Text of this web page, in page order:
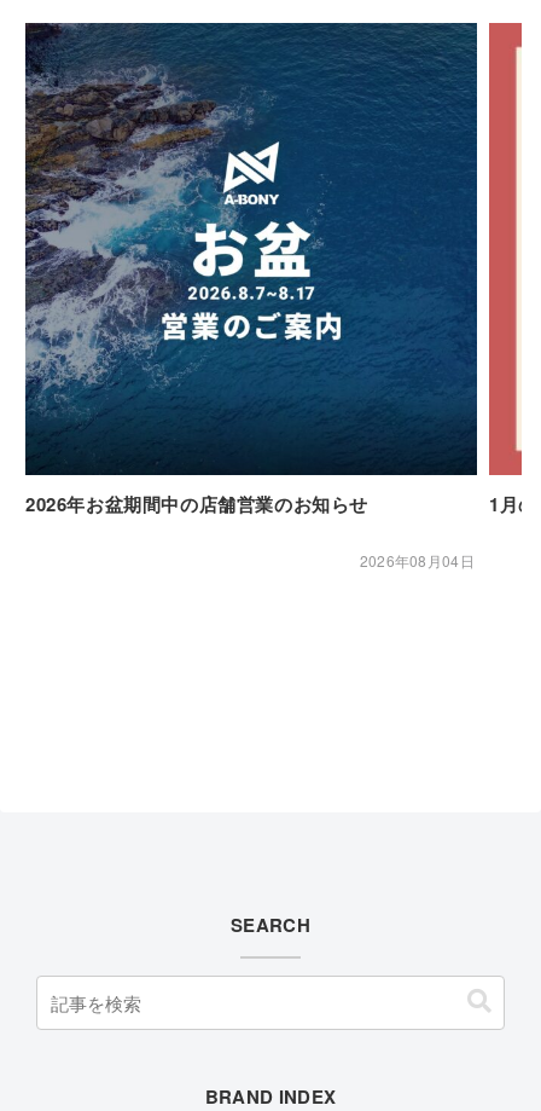
2026年お盆期間中の店舗営業のお知らせ
2026年08月04日
1月
SEARCH
BRAND INDEX